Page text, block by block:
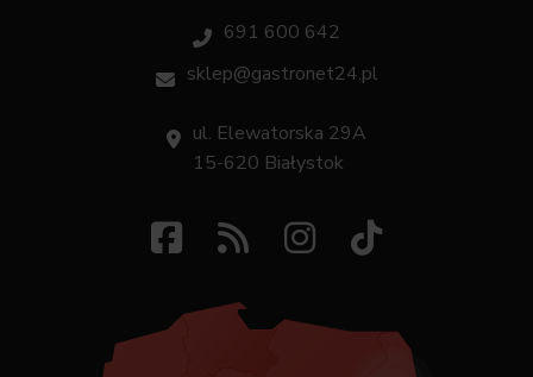
691 600 642
sklep@gastronet24.pl
ul. Elewatorska 29A
15-620 Białystok